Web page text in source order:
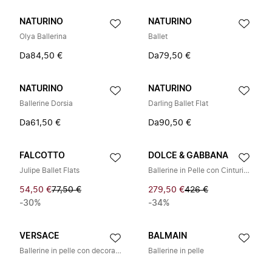
NATURINO
Olya Ballerina
Da84,50 €
NATURINO
Ballet
Da79,50 €
NATURINO
Ballerine Dorsia
Da61,50 €
NATURINO
Darling Ballet Flat
Da90,50 €
FALCOTTO
Julipe Ballet Flats
54,50 €77,50 €
-30%
DOLCE & GABBANA
Ballerine in Pelle con Cinturino Elastico
279,50 €426 €
-34%
VERSACE
Ballerine in pelle con decorazioni
BALMAIN
Ballerine in pelle